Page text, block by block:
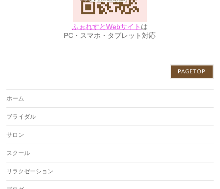
ふぉれすとWebサイト は
PC・スマホ・タブレット対応
PAGETOP
ホーム
ブライダル
サロン
スクール
リラクゼーション